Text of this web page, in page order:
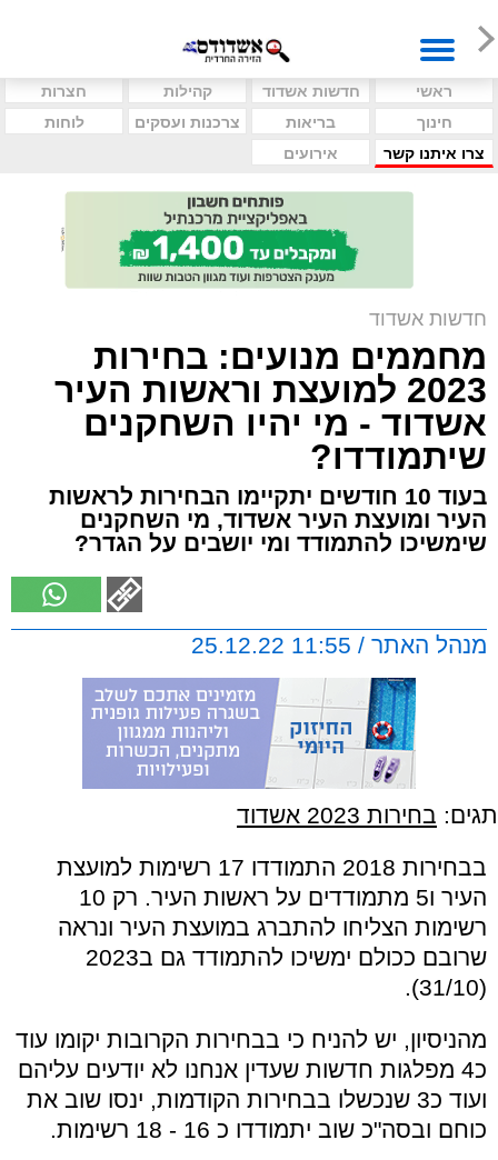
ראשי חדשות אשדוד קהילות
חצרות
חינוך
בריאות צרכנות ועסקים
לוחות
צרו איתנו קשר
אירועים
חדשות אשדוד
מחממים מנועים: בחירות
2023 למועצת וראשות העיר
אשדוד - מי יהיו השחקנים
שיתמודדו?
בעוד 10 חודשים יתקיימו הבחירות לראשות
העיר ומועצת העיר אשדוד, מי השחקנים
שימשיכו להתמודד ומי יושבים על הגדר?
מנהל האתר / 11:55 25.12.22
תגים: בחירות 2023 אשדוד
בבחירות 2018 התמודדו 17 רשימות למועצת
העיר ו5 מתמודדים על ראשות העיר. רק 10
רשימות הצליחו להתברג במועצת העיר ונראה
שרובם ככולם ימשיכו להתמודד גם ב2023
(31/10).
מהניסיון, יש להניח כי בבחירות הקרובות יקומו עוד
כ4 מפלגות חדשות שעדין אנחנו לא יודעים עליהם
ועוד כ3 שנכשלו בבחירות הקודמות, ינסו שוב את
כוחם ובסה"כ שוב יתמודדו כ 16 - 18 רשימות.